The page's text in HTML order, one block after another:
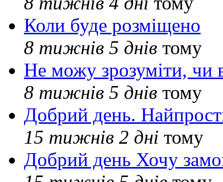
Коли буде розміщено
8 тижнів 5 днів тому
Не можу зрозуміти, чи
8 тижнів 5 днів тому
Добрий день.
15 тижнів 2 дні тому
Добрий день Хочу